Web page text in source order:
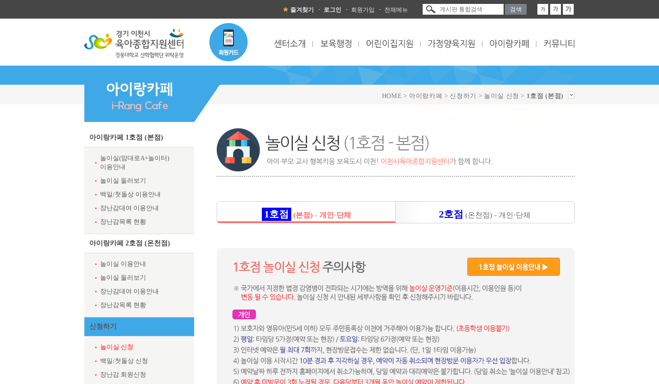
즐겨찾기 로그인 회원가입 전체메뉴
아이랑카페 1호점 (본점)
놀이실(맘대로A+놀이터)
이용안내
놀이실 둘러보기
백일/첫돌상 이용안내
장난감대여 이용안내
장난감목록 현황
아이랑카페 2호점 (온천점)
놀이실 이용안내
놀이실 둘러보기
장난감대여 이용안내
장난감목록 현황
신청하기
놀이실 신청
백일/첫돌상 신청
장난감 회원신청
HOME > 아이랑카페 > 신청하기 > 놀이실 신청 > 1호점 (본점)
1호점 (본점) - 개인·단체 2호점 (온천점) - 개인·단체